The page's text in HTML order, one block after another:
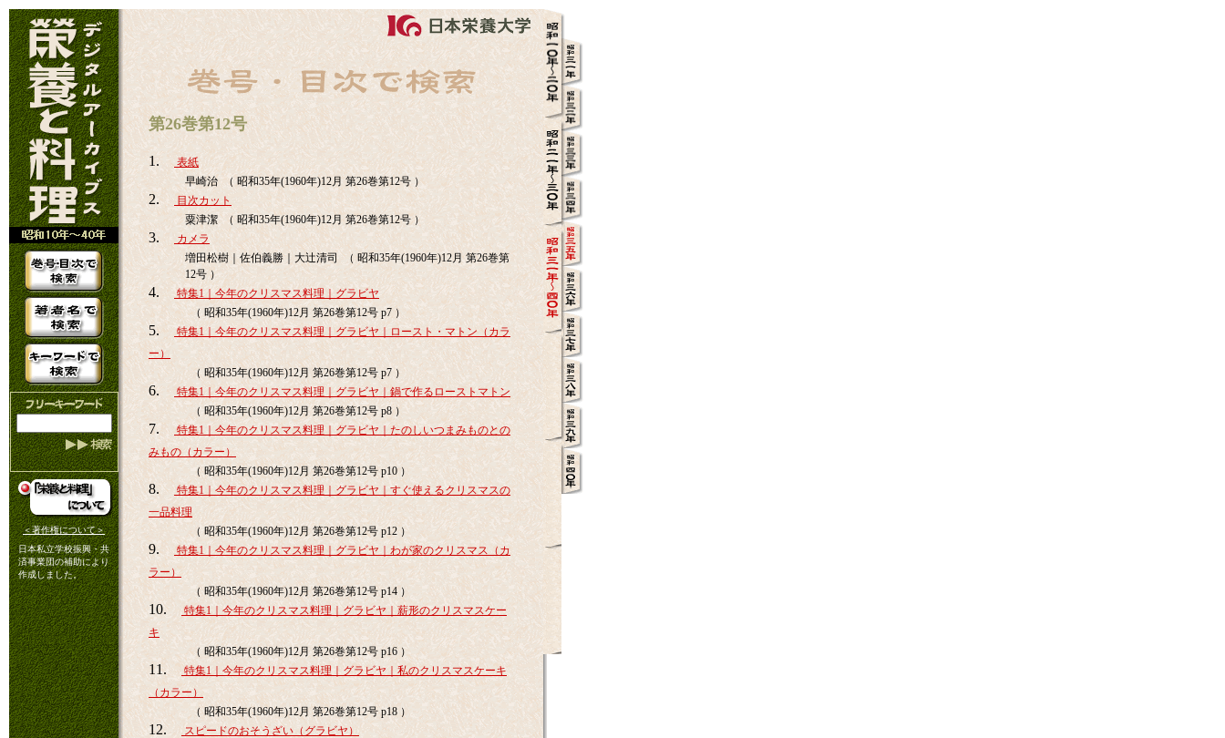
＜著作権について＞
日本私立学校振興・共
済事業団の補助により
作成しました。
第26巻第12号
1.
表紙
早崎治 （ 昭和35年(1960年)12月 第26巻第12号 ）
2.
目次カット
粟津潔 （ 昭和35年(1960年)12月 第26巻第12号 ）
3.
カメラ
増田松樹｜佐伯義勝｜大辻清司 （ 昭和35年(1960年)12月 第26巻第
12号 ）
4.
特集1｜今年のクリスマス料理｜グラビヤ
（ 昭和35年(1960年)12月 第26巻第12号 p7 ）
5.
特集1｜今年のクリスマス料理｜グラビヤ｜ロースト・マトン（カラ
ー）
（ 昭和35年(1960年)12月 第26巻第12号 p7 ）
6.
特集1｜今年のクリスマス料理｜グラビヤ｜鍋で作るローストマトン
（ 昭和35年(1960年)12月 第26巻第12号 p8 ）
7.
特集1｜今年のクリスマス料理｜グラビヤ｜たのしいつまみものとの
みもの（カラー）
（ 昭和35年(1960年)12月 第26巻第12号 p10 ）
8.
特集1｜今年のクリスマス料理｜グラビヤ｜すぐ使えるクリスマスの
一品料理
（ 昭和35年(1960年)12月 第26巻第12号 p12 ）
9.
特集1｜今年のクリスマス料理｜グラビヤ｜わが家のクリスマス（カ
ラー）
（ 昭和35年(1960年)12月 第26巻第12号 p14 ）
10.
特集1｜今年のクリスマス料理｜グラビヤ｜薪形のクリスマスケー
キ
（ 昭和35年(1960年)12月 第26巻第12号 p16 ）
11.
特集1｜今年のクリスマス料理｜グラビヤ｜私のクリスマスケーキ
（カラー）
（ 昭和35年(1960年)12月 第26巻第12号 p18 ）
12.
スピードのおそうざい（グラビヤ）